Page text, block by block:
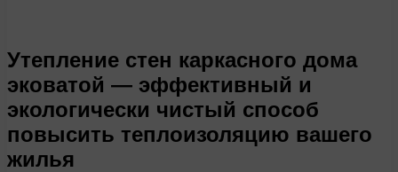
Утепление стен каркасного дома
эковатой — эффективный и
экологически чистый способ
повысить теплоизоляцию вашего
жилья